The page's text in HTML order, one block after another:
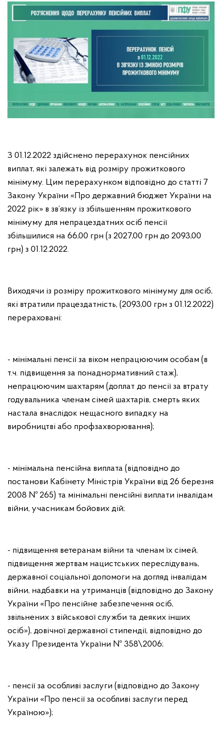
З 01.12.2022 здійснено перерахунок пенсійних
виплат, які залежать від розміру прожиткового
мінімуму. Цим перерахунком відповідно до статті 7
Закону України «Про державний бюджет України на
2022 рік» в зв’язку із збільшенням прожиткового
мінімуму для непрацездатних осіб пенсії
збільшилися на 66,00 грн (з 2027,00 грн до 2093,00
грн) з 01.12.2022.
Виходячи із розміру прожиткового мінімуму для осіб,
які втратили працездатність, (2093,00 грн з 01.12.2022)
перераховані:
- мінімальні пенсії за віком непрацюючим особам (в
т.ч. підвищення за понаднормативний стаж),
непрацюючим шахтарям (доплат до пенсії за втрату
годувальника членам сімей шахтарів, смерть яких
настала внаслідок нещасного випадку на
виробництві або профзахворювання);
- мінімальна пенсійна виплата (відповідно до
постанови Кабінету Міністрів України від 26 березня
2008 № 265) та мінімальні пенсійні виплати інвалідам
війни, учасникам бойових дій;
- підвищення ветеранам війни та членам їх сімей,
підвищення жертвам нацистських переслідувань,
державної соціальної допомоги на догляд інвалідам
війни, надбавки на утриманців (відповідно до Закону
України «Про пенсійне забезпечення осіб,
звільнених з військової служби та деяких інших
осіб»), довічної державної стипендії, відповідно до
Указу Президента України № 358\2006;
- пенсії за особливі заслуги (відповідно до Закону
України «Про пенсії за особливі заслуги перед
Україною»);